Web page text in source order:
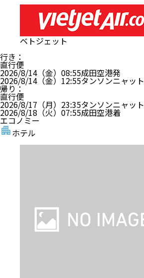
ベトジェット
行き ：
直行便
2026/8/14（金） 08:55成田空港発
2026/8/14（金） 12:55タンソンニャッ
帰り ：
直行便
2026/8/17（月） 23:35タンソンニャッ
2026/8/18（火） 07:55成田空港着
エコノミー
ホテル